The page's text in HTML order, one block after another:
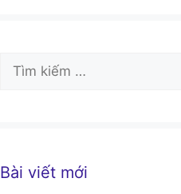
Tìm
kiếm
Bài viết mới